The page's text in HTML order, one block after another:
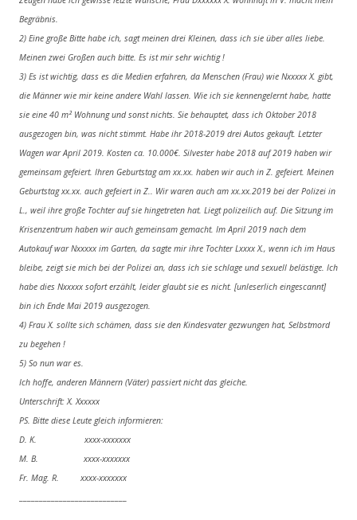
Begräbnis.
2) Eine große Bitte habe ich, sagt meinen drei Kleinen, dass ich sie über alles liebe.
Meinen zwei Großen auch bitte. Es ist mir sehr wichtig !
3) Es ist wichtig, dass es die Medien erfahren, da Menschen (Frau) wie Nxxxxx X. gibt,
die Männer wie mir keine andere Wahl lassen. Wie ich sie kennengelernt habe, hatte
sie eine 40 m² Wohnung und sonst nichts. Sie behauptet, dass ich Oktober 2018
ausgezogen bin, was nicht stimmt. Habe ihr 2018-2019 drei Autos gekauft. Letzter
Wagen war April 2019. Kosten ca. 10.000€. Silvester habe 2018 auf 2019 haben wir
gemeinsam gefeiert. Ihren Geburtstag am xx.xx. haben wir auch in Z. gefeiert. Meinen
Geburtstag xx.xx. auch gefeiert in Z.. Wir waren auch am xx.xx.2019 bei der Polizei in
L., weil ihre große Tochter auf sie hingetreten hat. Liegt polizeilich auf. Die Sitzung im
Krisenzentrum haben wir auch gemeinsam gemacht. Im April 2019 nach dem
Autokauf war Nxxxxx im Garten, da sagte mir ihre Tochter Lxxxx X., wenn ich im Haus
bleibe, zeigt sie mich bei der Polizei an, dass ich sie schlage und sexuell belästige. Ich
habe dies Nxxxxx sofort erzählt, leider glaubt sie es nicht. [unleserlich eingescannt]
bin ich Ende Mai 2019 ausgezogen.
4) Frau X. sollte sich schämen, dass sie den Kindesvater gezwungen hat, Selbstmord
zu begehen !
5) So nun war es.
Ich hoffe, anderen Männern (Väter) passiert nicht das gleiche.
Unterschrift: X. Xxxxxx
PS. Bitte diese Leute gleich informieren:
D. K. xxxx-xxxxxxx
M. B. xxxx-xxxxxxx
Fr. Mag. R. xxxx-xxxxxxx